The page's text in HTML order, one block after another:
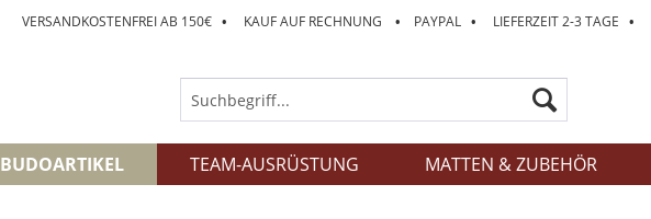
VERSANDKOSTENFREI AB 150€ • KAUF AUF RECHNUNG • PAYPAL • LIEFERZEIT 2-3 TAGE •
BUDOARTIKEL TEAM-AUSRÜSTUNG MATTEN & ZUBEHÖR